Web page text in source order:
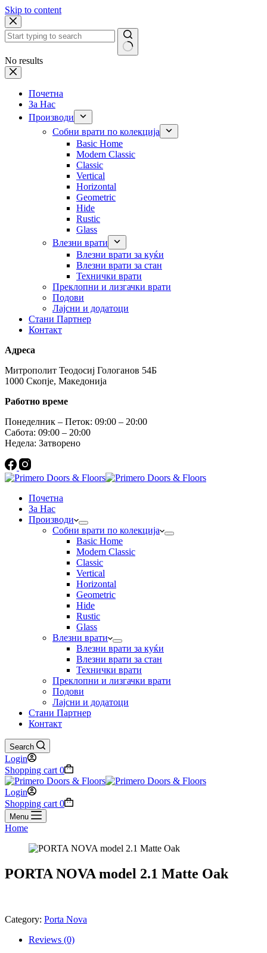
Skip to content
No results
Почетна
За Нас
Производи
Собни врати по колекција
Basic Home
Modern Classic
Classic
Vertical
Horizontal
Geometric
Hide
Rustic
Glass
Влезни врати
Влезни врати за куќи
Влезни врати за стан
Технички врати
Преклопни и лизгачки врати
Подови
Лајсни и додатоци
Стани Партнер
Контакт
Адреса
Митрополит Теодосиј Гологанов 54Б
1000 Скопје, Македонија
Работно време
Понеделник – Петок: 09:00 – 20:00
Сабота: 09:00 – 20:00
Недела: Затворено
Почетна
За Нас
Производи
Собни врати по колекција
Basic Home
Modern Classic
Classic
Vertical
Horizontal
Geometric
Hide
Rustic
Glass
Влезни врати
Влезни врати за куќи
Влезни врати за стан
Технички врати
Преклопни и лизгачки врати
Подови
Лајсни и додатоци
Стани Партнер
Контакт
Search
Login
Shopping cart 0
Login
Shopping cart 0
Menu
Home
PORTA NOVA model 2.1 Matte Oak
Category: Porta Nova
Reviews (0)